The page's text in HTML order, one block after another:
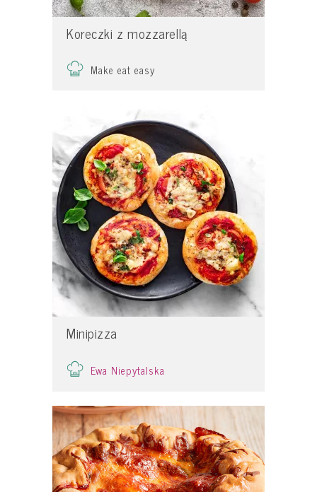
Koreczki z mozzarellą
Make eat easy
Minipizza
Ewa Niepytalska